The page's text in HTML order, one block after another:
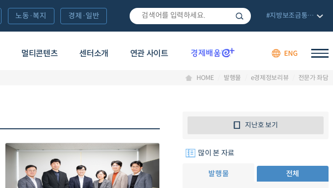
멀티콘텐츠 센터소개 연관 사이트 ENG
노동·복지 경제·일반 #지방보조금통합관리망
HOME 발행물 e경제정보리뷰 전문가 좌담
지난호 보기
많이 본 자료
발행물 전체